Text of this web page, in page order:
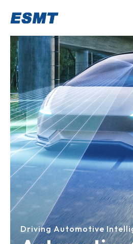
Memory
aiPIM™
DRAM
LPDRAM
PSRAM
NOR
Flash
NAND
Flash
Multi-
chip
Memory
Known
Good
Die
Driving Automotive